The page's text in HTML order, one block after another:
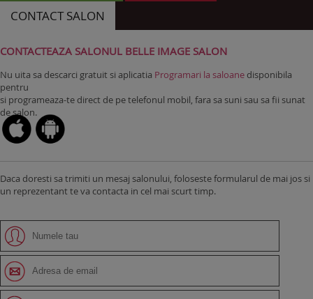
CONTACT SALON
CONTACTEAZA SALONUL BELLE IMAGE SALON
Nu uita sa descarci gratuit si aplicatia Programari la saloane disponibila
pentru
si programeaza-te direct de pe telefonul mobil, fara sa suni sau sa fii sunat
de salon.
Daca doresti sa trimiti un mesaj salonului, foloseste formularul de mai jos si
un reprezentant te va contacta in cel mai scurt timp.